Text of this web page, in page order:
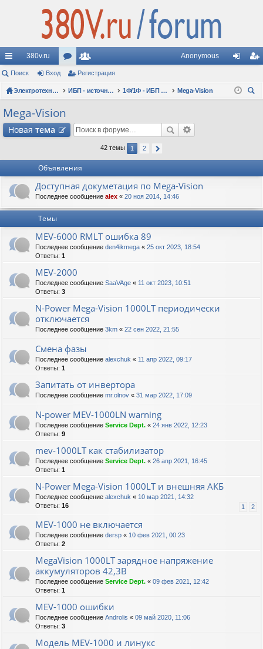
с
ы
лк
380v.ru
ор
ум
ол
ьз
ат
и
Anonymous
д ис
Поиск Вход Регистрация
Электротехнические форумы ИБП - источники бесперебойного питания 1Ф/1Ф - ИБП N-POWER - однофазные 1-10 кВА - вопросы по моделям
Mega-Vision
Mega-Vision
Новая тема
42 темы 1 2
Объявления
Доступная докуметация по Mega-Vision
Последнее сообщение alex « 20 ноя 2014, 14:46
Темы
MEV-6000 RMLT ошибка 89
Последнее сообщение den4ikmega « 25 окт 2023, 18:54
Ответы: 1
MEV-2000
Последнее сообщение SaaVAge « 11 окт 2023, 10:51
Ответы: 3
N-Power Mega-Vision 1000LT периодически
отключается
Последнее сообщение 3km « 22 сен 2022, 21:55
Смена фазы
Последнее сообщение alexchuk « 11 апр 2022, 09:17
Ответы: 1
Запитать от инвертора
Последнее сообщение mr.olnov « 31 мар 2022, 17:09
N-power MEV-1000LN warning
Последнее сообщение Service Dept. « 24 янв 2022, 12:23
Ответы: 9
mev-1000LT как стабилизатор
Последнее сообщение Service Dept. « 26 апр 2021, 16:45
Ответы: 1
N-Power Mega-Vision 1000LT и внешняя АКБ
Последнее сообщение alexchuk « 10 мар 2021, 14:32
Ответы: 16 1 2
MEV-1000 не включается
Последнее сообщение dersp « 10 фев 2021, 00:23
Ответы: 2
MegaVision 1000LT зарядное напряжение
аккумуляторов 42,3В
Последнее сообщение Service Dept. « 09 фев 2021, 12:42
Ответы: 1
MEV-1000 ошибки
Последнее сообщение Androlis « 09 май 2020, 11:06
Ответы: 3
Модель MEV-1000 и линукс